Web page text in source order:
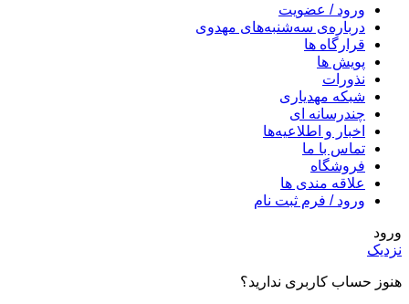
ورود / عضویت
درباره‌ی سه‌شنبه‌های مهدوی
قرارگاه ها
پویش ها
نذورات
شبکه مهدیاری
چندرسانه‌ ای
اخبار و اطلاعیه‌ها
تماس با ما
فروشگاه
علاقه مندی ها
ورود / فرم ثبت نام
ورود
نزدیک
هنوز حساب کاربری ندارید؟